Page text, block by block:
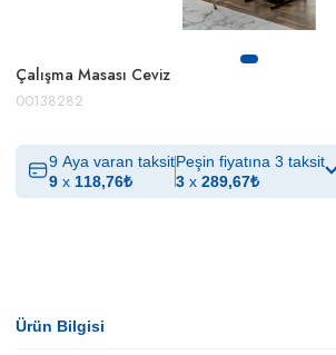
Çalışma Masası Ceviz
00138282
9 Aya varan taksit
9 x 118,76₺
Peşin fiyatına 3 taksit
3 x 289,67₺
Ürün Bilgisi